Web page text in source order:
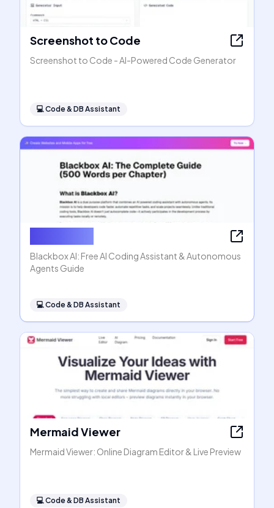
Screenshot to Code
Screenshot to Code - AI-Powered Code Generator
💻Code & DB Assistant
Blackbox AI: Free AI Coding Assistant & Autonomous
Agents Guide
💻Code & DB Assistant
Mermaid Viewer
Mermaid Viewer: Online Diagram Editor & Live Preview
💻Code & DB Assistant